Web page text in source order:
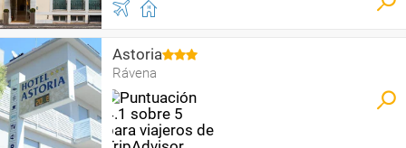
Astoria
Rávena